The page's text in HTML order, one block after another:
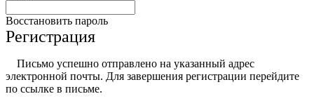
Восстановить пароль
Регистрация
Письмо успешно отправлено на указанный адрес
электронной почты. Для завершения регистрации перейдите
по ссылке в письме.